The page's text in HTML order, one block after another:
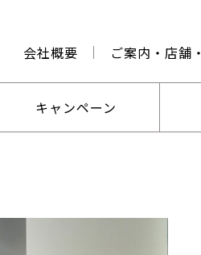
会社概要 ご案内・店舗
キャンペーン